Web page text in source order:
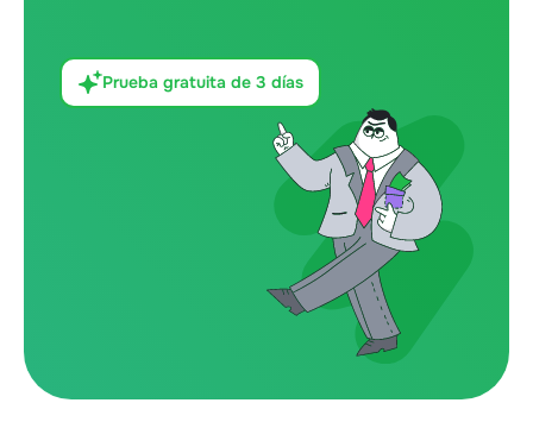
Prueba gratuita de 3 días